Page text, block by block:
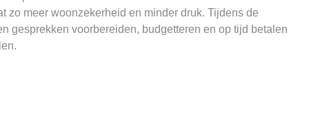
zo meer woonzekerheid en minder druk. Tijdens de
gesprekken voorbereiden, budgetteren en op tijd betalen